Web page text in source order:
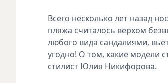
Всего несколько лет назад
пляжа считалось верхом
любого вида сандалиями,
угодно! О том, какие модели
стилист Юлия Никифорова.